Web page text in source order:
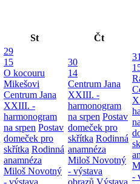
St Čt
29
15
O kocouru
Mikešovi
Centrum Jana
XXIII. -
harmonogram
na srpen Postav
domeček pro
skřítka Rodinná
anamnéza
Miloš Novotný
- výstava
30
14
Centrum Jana
XXIII. -
harmonogram
na srpen Postav
domeček pro
skřítka Rodinná
anamnéza
Miloš Novotný
- výstava
obrazů Výstava
-